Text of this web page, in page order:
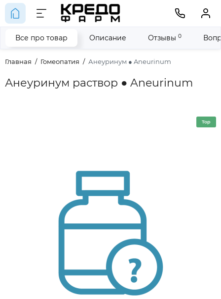
Главная Гомеопатия Анеуринум ● Aneurinum
Анеуринум раствор ● Aneurinum
Все про товар Описание Отзывы 0
Top